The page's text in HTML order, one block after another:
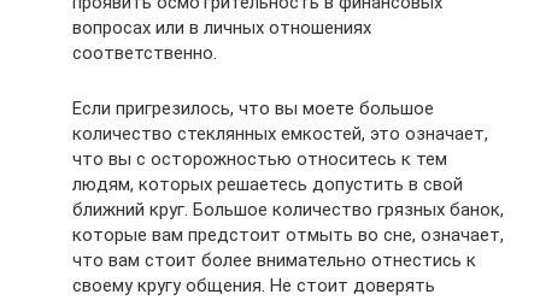
вопросах или в личных отношениях
соответственно.
Если пригрезилось, что вы моете большое
количество стеклянных емкостей, это означает,
что вы с осторожностью относитесь к тем
людям, которых решаетесь допустить в свой
ближний круг. Большое количество грязных банок,
которые вам предстоит отмыть во сне, означает,
что вам стоит более внимательно отнестись к
своему кругу общения. Не стоит доверять